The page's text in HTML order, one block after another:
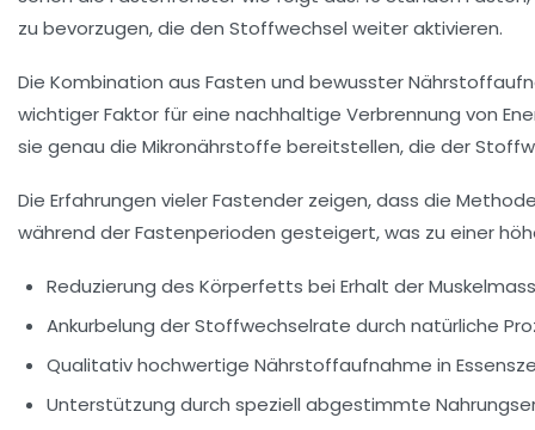
zu bevorzugen, die den Stoffwechsel weiter aktivieren.
Die Kombination aus Fasten und bewusster
wichtiger Faktor für eine nachhaltige Verbrennung von
sie genau die Mikronährstoffe bereitstellen, die der
Die Erfahrungen vieler Fastender zeigen, dass die
während der Fastenperioden gesteigert, was zu einer
Reduzierung des Körperfetts bei Erhalt der
Ankurbelung der Stoffwechselrate durch natürliche
Qualitativ hochwertige Nährstoffaufnahme in
Unterstützung durch speziell abgestimmte